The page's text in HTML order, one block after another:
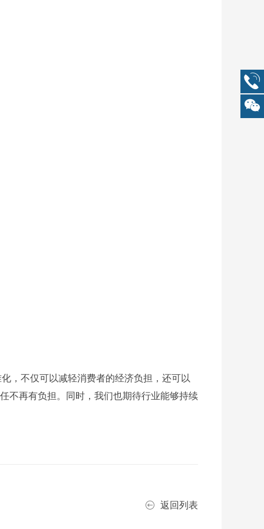
不仅可以减轻消费者的经济负担，还可以
不再有负担。同时，我们也期待行业能够持续
返回列表